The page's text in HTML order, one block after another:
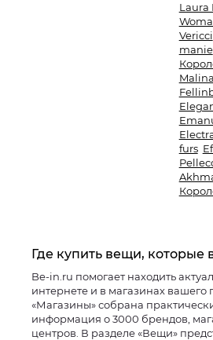
Laura
Vericci
manie
furs
Где купить вещи, которые
Be-in.ru помогает находить
интернете и в магазинах вашего
«Магазины» собрана
информация о 3000 брендов,
центров. В разделе «Вещи»